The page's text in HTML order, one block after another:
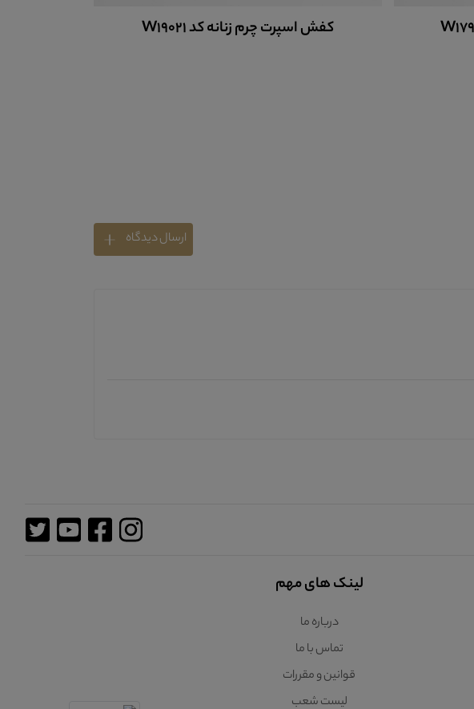
کفش اسپرت چرم زنانه کد W19021
ارسال دیدگاه
لینک های مهم
درباره ما
تماس با ما
قوانین و مقررات
لیست شعب